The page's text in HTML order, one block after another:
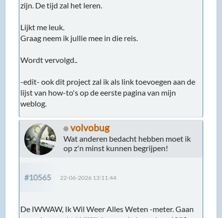
zijn. De tijd zal het leren.
Lijkt me leuk.
Graag neem ik jullie mee in die reis.
Wordt vervolgd..
-edit- ook dit project zal ik als link toevoegen aan de
lijst van how-to's op de eerste pagina van mijn
weblog.
volvobug
Wat anderen bedacht hebben moet ik
op z'n minst kunnen begrijpen!
#10565 22-06-2026 13:11:44
De IWWAW, Ik Wil Weer Alles Weten -meter. Gaan